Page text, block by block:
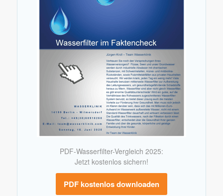
PDF-Wasserfilter-Vergleich 2025:
Jetzt kostenlos sichern!
PDF kostenlos downloaden